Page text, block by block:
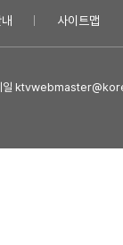
사이트맵
메일